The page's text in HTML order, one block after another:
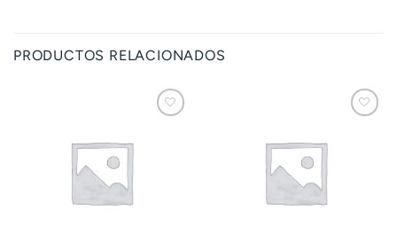
PRODUCTOS RELACIONADOS